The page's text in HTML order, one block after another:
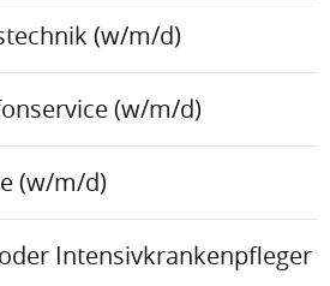
(w/m/d)
(w/m/d)
(w/m/d)
Intensivkrankenpfleger